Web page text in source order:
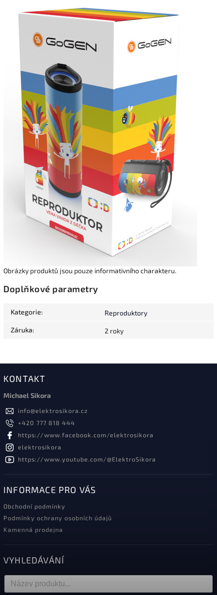
Obrázky produktů jsou pouze informativního charakteru.
Doplňkové parametry
Kategorie: Reproduktory
Záruka: 2 roky
KONTAKT
Michael Sikora
info@elektrosikora.cz
+420 777 818 444
https://www.facebook.com/elektrosikora
elektrosikora
https://www.youtube.com/@ElektroSikora
INFORMACE PRO VÁS
Obchodní podmínky
Podmínky ochrany osobních údajů
Kamenná prodejna
VYHLEDÁVÁNÍ